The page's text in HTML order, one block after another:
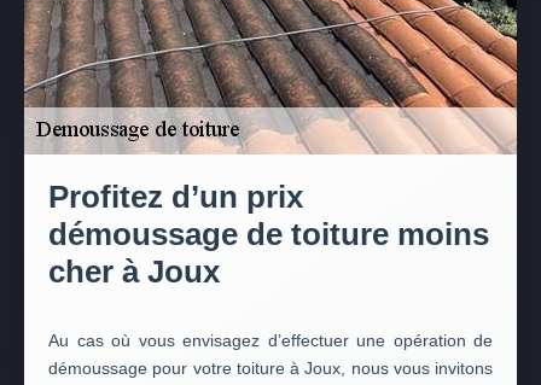
Profitez d’un prix
démoussage de toiture moins
cher à Joux
Au cas où vous envisagez d’effectuer une opération de
démoussage pour votre toiture à Joux, nous vous invitons